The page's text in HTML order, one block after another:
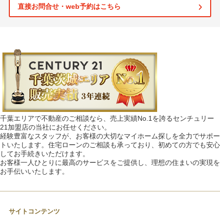
直接お問合せ・web予約はこちら
千葉エリアで不動産のご相談なら、売上実績No.1を誇るセンチュリー
21加盟店の当社にお任せください。
経験豊富なスタッフが、お客様の大切なマイホーム探しを全力でサポー
トいたします。住宅ローンのご相談も承っており、初めての方でも安心
してお手続きいただけます。
お客様一人ひとりに最高のサービスをご提供し、理想の住まいの実現を
お手伝いいたします。
サイトコンテンツ